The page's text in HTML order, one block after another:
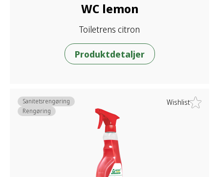
WC lemon
Toiletrens citron
Produktdetaljer
Wishlist
Sanitetsrengøring
Rengøring